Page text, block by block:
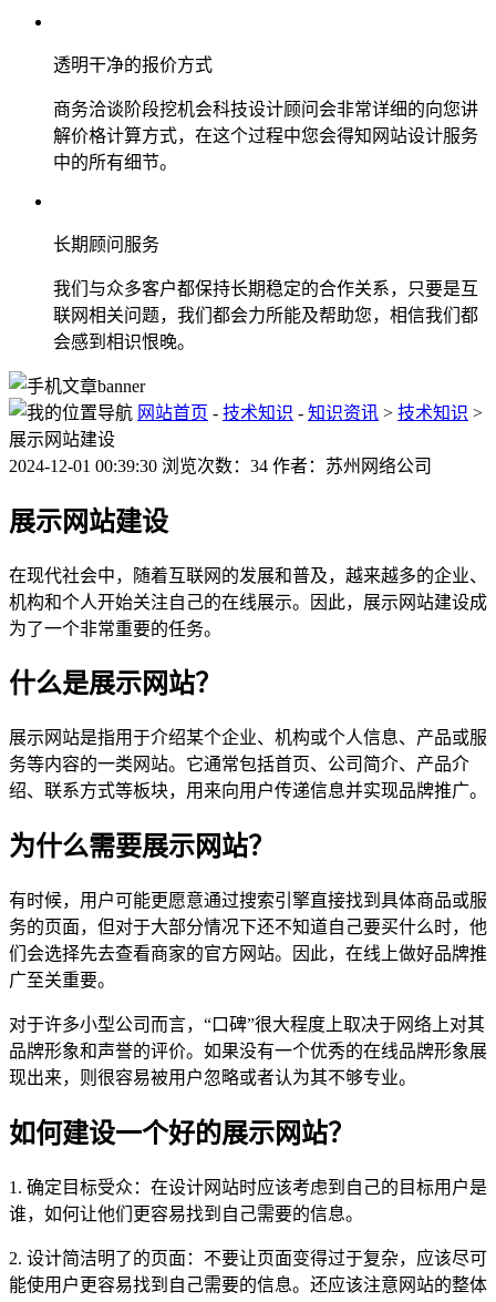
透明干净的报价方式
商务洽谈阶段挖机会科技设计顾问会非常详细的向您讲
解价格计算方式，在这个过程中您会得知网站设计服务
中的所有细节。
长期顾问服务
我们与众多客户都保持长期稳定的合作关系，只要是互
联网相关问题，我们都会力所能及帮助您，相信我们都
会感到相识恨晚。
网站首页 - 技术知识 - 知识资讯 > 技术知识 >
展示网站建设
2024-12-01 00:39:30 浏览次数：34 作者：苏州网络公司
展示网站建设
在现代社会中，随着互联网的发展和普及，越来越多的企业、
机构和个人开始关注自己的在线展示。因此，展示网站建设成
为了一个非常重要的任务。
什么是展示网站？
展示网站是指用于介绍某个企业、机构或个人信息、产品或服
务等内容的一类网站。它通常包括首页、公司简介、产品介
绍、联系方式等板块，用来向用户传递信息并实现品牌推广。
为什么需要展示网站？
有时候，用户可能更愿意通过搜索引擎直接找到具体商品或服
务的页面，但对于大部分情况下还不知道自己要买什么时，他
们会选择先去查看商家的官方网站。因此，在线上做好品牌推
广至关重要。
对于许多小型公司而言，“口碑”很大程度上取决于网络上对其
品牌形象和声誉的评价。如果没有一个优秀的在线品牌形象展
现出来，则很容易被用户忽略或者认为其不够专业。
如何建设一个好的展示网站？
1. 确定目标受众：在设计网站时应该考虑到自己的目标用户是
谁，如何让他们更容易找到自己需要的信息。
2. 设计简洁明了的页面：不要让页面变得过于复杂，应该尽可
能使用户更容易找到自己需要的信息。还应该注意网站的整体